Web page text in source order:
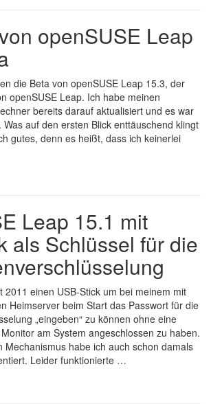
openSUSE Leap
die Beta von openSUSE Leap 15.3, der
openSUSE Leap. Ich habe meinen
bereits darauf aktualisiert und es war
auf den ersten Blick enttäuschend klingt
gutes, denn es heißt, dass ich keinerlei
Leap 15.1 mit
als Schlüssel für die
2011 einen USB-Stick um bei meinem mit
Heimserver beim Start das Passwort für die
„eingeben“ zu können ohne eine
am System angeschlossen zu haben.
Mechanismus habe ich auch schon damals
. Leider funktionierte …